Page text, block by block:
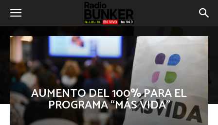
AUMENTO DEL 100% PARA EL
PROGRAMA “MÁS VIDA”